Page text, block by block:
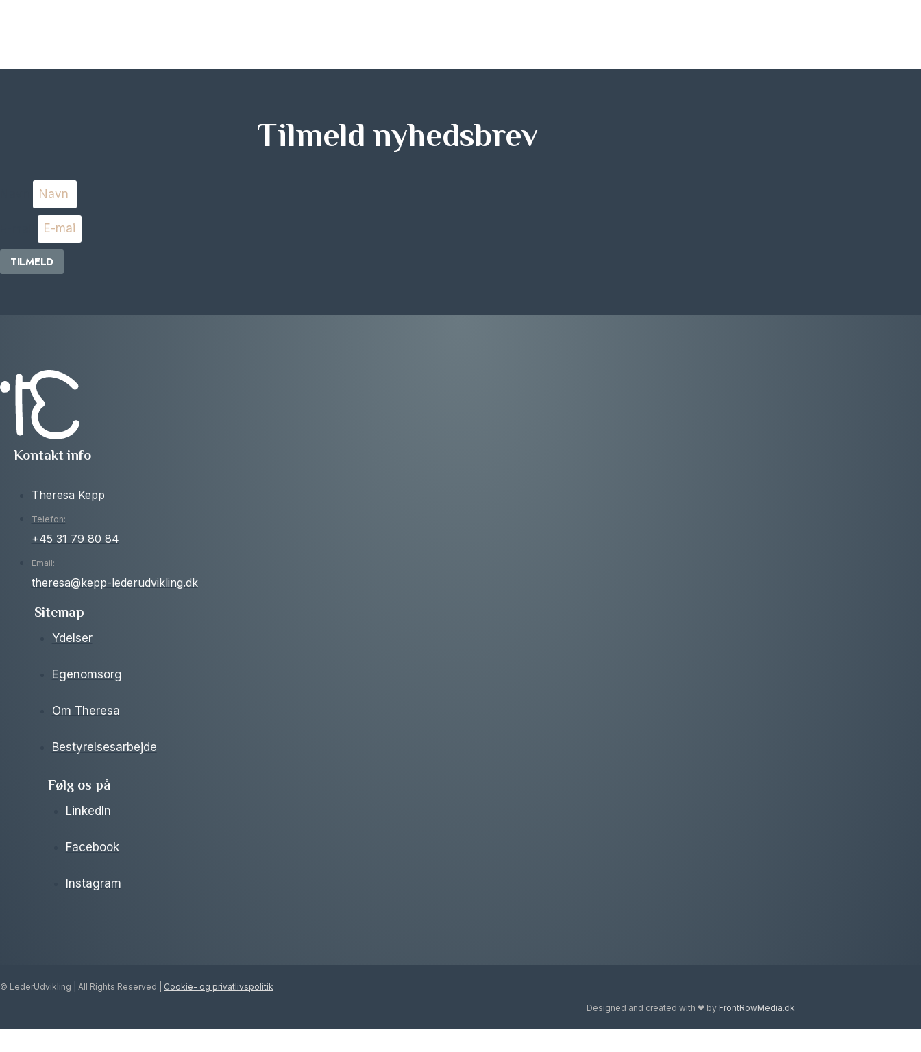
Tilmeld nyhedsbrev
TILMELD
Kontakt info
Theresa Kepp
Telefon:
+45 31 79 80 84
Email:
theresa@kepp-lederudvikling.dk
Sitemap
Ydelser
Egenomsorg
Om Theresa
Bestyrelsesarbejde
Følg os på
LinkedIn
Facebook
Instagram
© LederUdvikling | All Rights Reserved | Cookie- og privatlivspolitik
Designed and created with ❤ by FrontRowMedia.dk